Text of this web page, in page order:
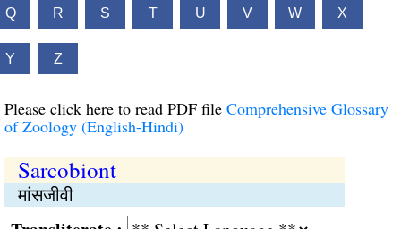
Q R S T U V W X
Y Z
Please click here to read PDF file Comprehensive Glossary
of Zoology (English-Hindi)
Sarcobiont
मांसजीवी